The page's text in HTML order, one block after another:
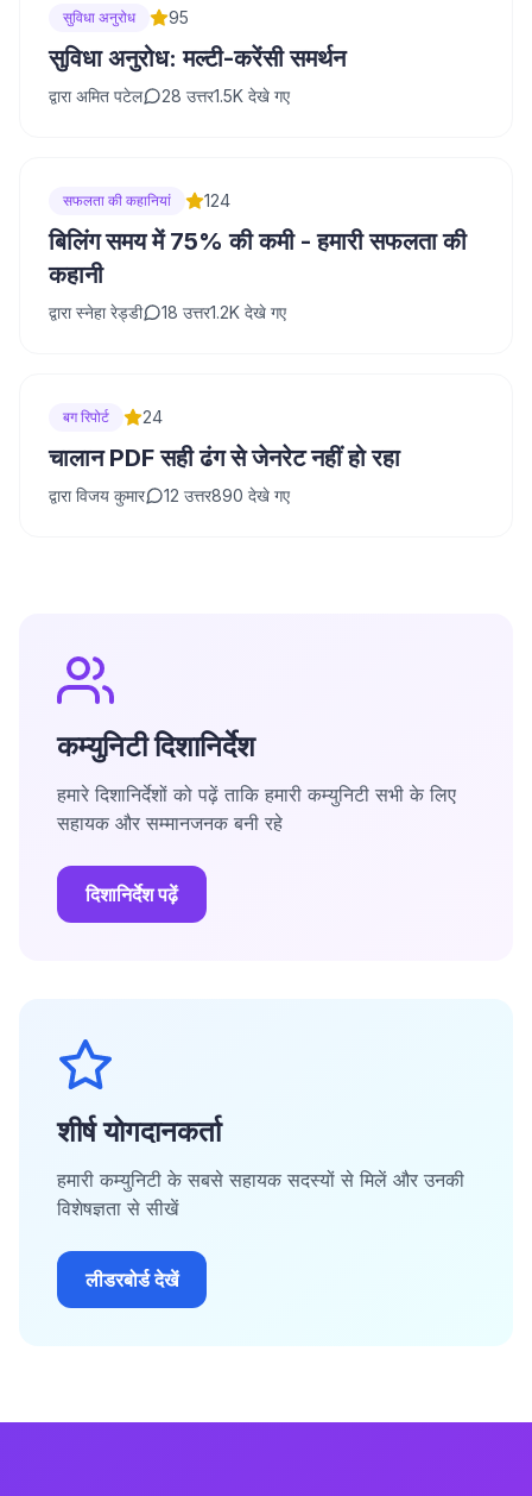
सुविधा अनुरोध 95
सुविधा अनुरोध: मल्टी-करेंसी समर्थन
द्वारा अमित पटेल 28 उत्तर1.5K देखे गए
सफलता की कहानियां 124
बिलिंग समय में 75% की कमी - हमारी सफलता की
कहानी
द्वारा स्नेहा रेड्डी 18 उत्तर1.2K देखे गए
बग रिपोर्ट 24
चालान PDF सही ढंग से जेनरेट नहीं हो रहा
द्वारा विजय कुमार 12 उत्तर890 देखे गए
कम्युनिटी दिशानिर्देश
हमारे दिशानिर्देशों को पढ़ें ताकि हमारी कम्युनिटी सभी के लिए
सहायक और सम्मानजनक बनी रहे
दिशानिर्देश पढ़ें
शीर्ष योगदानकर्ता
हमारी कम्युनिटी के सबसे सहायक सदस्यों से मिलें और उनकी
विशेषज्ञता से सीखें
लीडरबोर्ड देखें